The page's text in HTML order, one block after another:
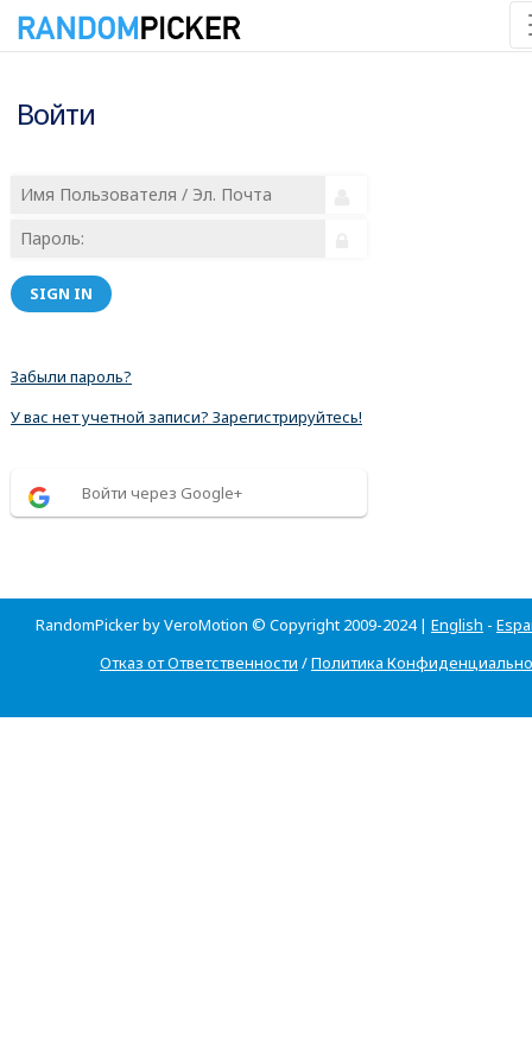
Войти
SIGN IN
Забыли пароль?
У вас нет учетной записи? Зарегистрируйтесь!
Войти через Google+
RandomPicker by VeroMotion © Copyright 2009-2024 | English -
Отказ от Ответственности /Политика